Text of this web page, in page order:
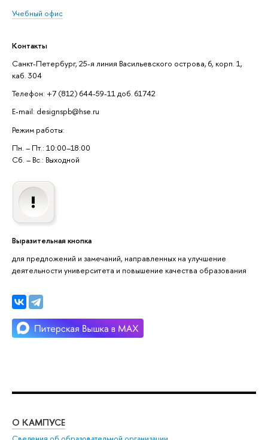
Учебный офис
Контакты
Санкт-Петербург, 25-я линия Васильевского острова, 6, корп. 1,
каб. 304
Телефон: +7 (812) 644-59-11 доб. 61742
E-mail: designspb@hse.ru
Режим работы:
Пн. – Пт.: 10:00–18:00
Сб. – Вс.: Выходной
Выразительная кнопка
для предложений и замечаний, направленных на улучшение
деятельности университета и повышение качества образования
О КАМПУСЕ